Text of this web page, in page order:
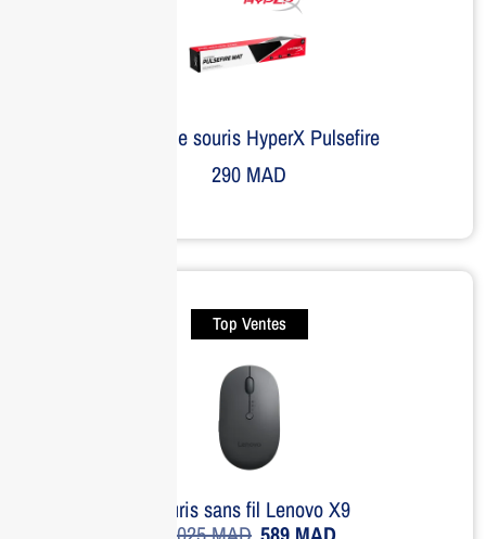
Tapis de souris HyperX Pulsefire
290 MAD
Top Ventes
Souris sans fil Lenovo X9